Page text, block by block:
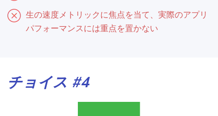
生の速度メトリックに焦点を当て、実際のアプリ
パフォーマンスには重点を置かない
チョイス #4